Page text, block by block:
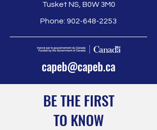
Tusket NS, B0W 3M0
Phone: 902-648-2253
capeb@capeb.ca
BE THE FIRST
TO KNOW